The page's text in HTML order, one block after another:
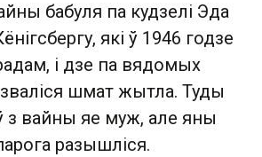
бабуля па кудзелі Эда
які ў 1946 годзе
і дзе па вядомых
шмат жытла. Туды
з вайны яе муж, але яны
разышліся.